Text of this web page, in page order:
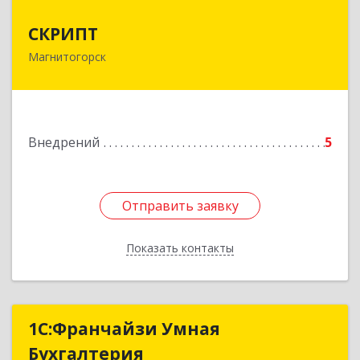
СКРИПТ
Магнитогорск
Внедрений 5
Отправить заявку
Показать контакты
455021, Челябинская обл, Магнитогорск г,
Отправить заявку
Назад
1С:Франчайзи Умная
Бухгалтерия
1С:Франчайзи Умная